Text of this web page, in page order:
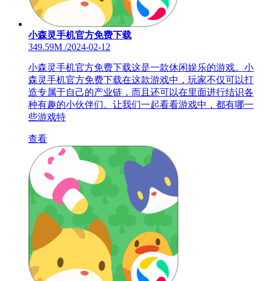
小森灵手机官方免费下载
349.59M /2024-02-12
小森灵手机官方免费下载这是一款休闲娱乐的游戏。小
森灵手机官方免费下载在这款游戏中，玩家不仅可以打
造专属于自己的产业链，而且还可以在里面进行结识各
种有趣的小伙伴们。让我们一起看看游戏中，都有哪一
些游戏特
查看